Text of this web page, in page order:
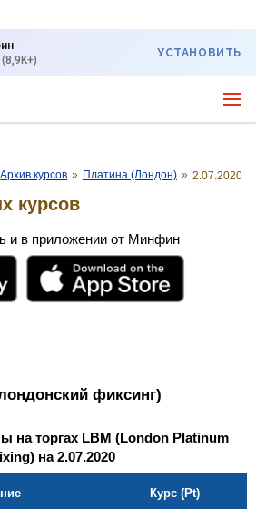
(8,9K+)
УСТАНОВИТЬ
Архив курсов » Платина (Лондон) » 2.07.2020
курсов
и в приложении от Минфин
фиксинг)
на торгах LBM (London Platinum
на 2.07.2020
Курс (Pt)